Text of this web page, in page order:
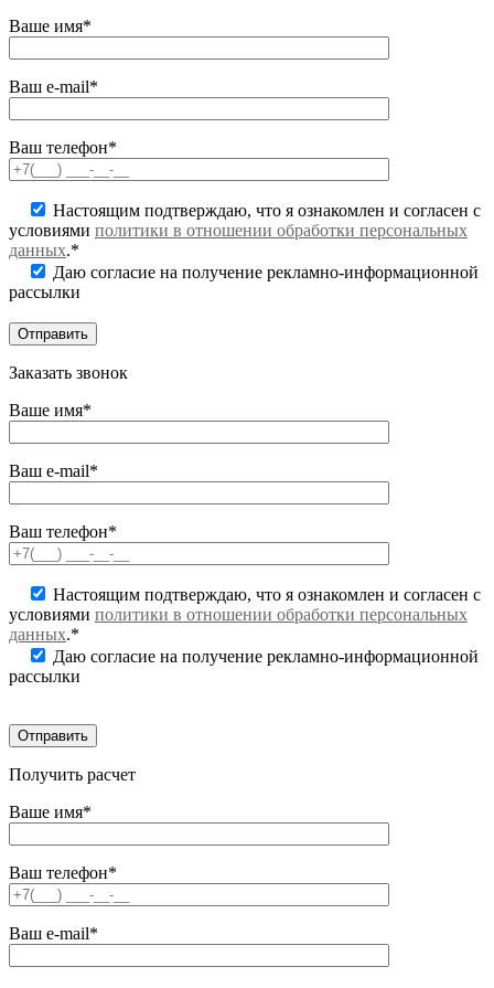
Ваше имя*
Ваш e-mail*
Ваш телефон*
Настоящим подтверждаю, что я ознакомлен и согласен с
условиями политики в отношении обработки персональных
данных.*
Даю согласие на получение рекламно-информационной
рассылки
Заказать звонок
Ваше имя*
Ваш e-mail*
Ваш телефон*
Настоящим подтверждаю, что я ознакомлен и согласен с
условиями политики в отношении обработки персональных
данных.*
Даю согласие на получение рекламно-информационной
рассылки
Получить расчет
Ваше имя*
Ваш телефон*
Ваш e-mail*